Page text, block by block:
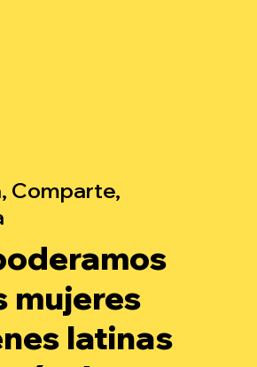
Comparte,
mujeres
latinas